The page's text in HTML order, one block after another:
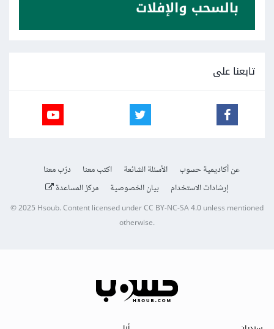
تابعنا على
عن أكاديمية حسوب الأسئلة الشائعة اكتب معنا
درّب معنا
إرشادات الاستخدام
بيان الخصوصية مركز المساعدة
© 2025Hsoub.Content licensed underCC BY-NC-SA 4.0unless mentioned
otherwise.